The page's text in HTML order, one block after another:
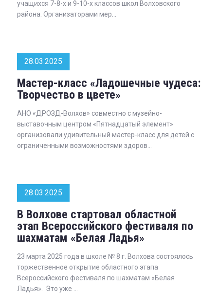
учащихся 7-8-х и 9-10-х классов школ Волховского
района. Организаторами мер...
28.03.2025
Мастер-класс «Ладошечные чудеса:
Творчество в цвете»
АНО «ДРОЗД-Волхов» совместно с музейно-
выставочным центром «Пятнадцатый элемент»
организовали удивительный мастер-класс для детей с
ограниченными возможностями здоров...
28.03.2025
В Волхове стартовал областной
этап Всероссийского фестиваля по
шахматам «Белая Ладья»
23 марта 2025 года в школе № 8 г. Волхова состоялось
торжественное открытие областного этапа
Всероссийского фестиваля по шахматам «Белая
Ладья». Это уже ...